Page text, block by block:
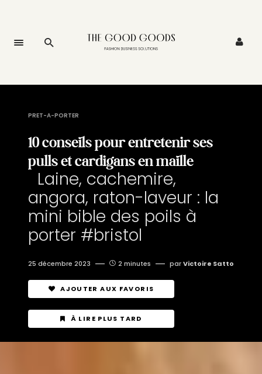
PRET-A-PORTER
10 conseils pour entretenir ses
pulls et cardigans en maille
Laine, cachemire,
angora, raton-laveur : la
mini bible des poils à
porter #bristol
25 décembre 2023 2 minutes parVictoire Satto
AJOUTER AUX FAVORIS
À LIRE PLUS TARD